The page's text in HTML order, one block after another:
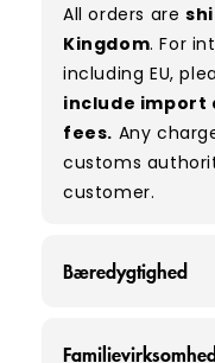
Please note:As
garments, a
have minor
stains. While we
degree of
can vary slightly
All orders are
Kingdom. For
including EU,
include import
fees. Any
customs
customer.
Bæredygtighed